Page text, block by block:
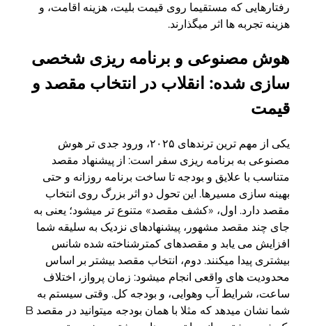
رفتارهایی که مستقیما روی قیمت بلیت، هزینه اقامت، و
هزینه تجربه ها اثر میگذارند.
هوش مصنوعی و برنامه ریزی شخصی
سازی شده: انقلاب در انتخاب مقصد و
قیمت
یکی از مهم ترین ترندهای ۲۰۲۵، ورود جدی تر هوش
مصنوعی به برنامه ریزی سفر است: از پیشنهاد مقصد
متناسب با علایق و بودجه تا ساخت برنامه روزانه و حتی
بهینه سازی مسیرها. این تحول دو اثر بزرگ روی انتخاب
مقصد دارد. اول، «کشف مقصد» متنوع تر میشود؛ یعنی به
جای چند مقصد مشهور، پیشنهادهای نزدیک به سلیقه شما
افزایش می یابد و مقصدهای کمترشناخته شده شانس
بیشتری پیدا میکنند. دوم، انتخاب مقصد بیشتر بر اساس
محدودیت های واقعی انجام میشود: زمان پرواز، اختلاف
ساعت، شرایط آب وهوایی، و بودجه کل. وقتی سیستم به
شما نشان میدهد که مثلا با همان بودجه میتوانید در مقصد B